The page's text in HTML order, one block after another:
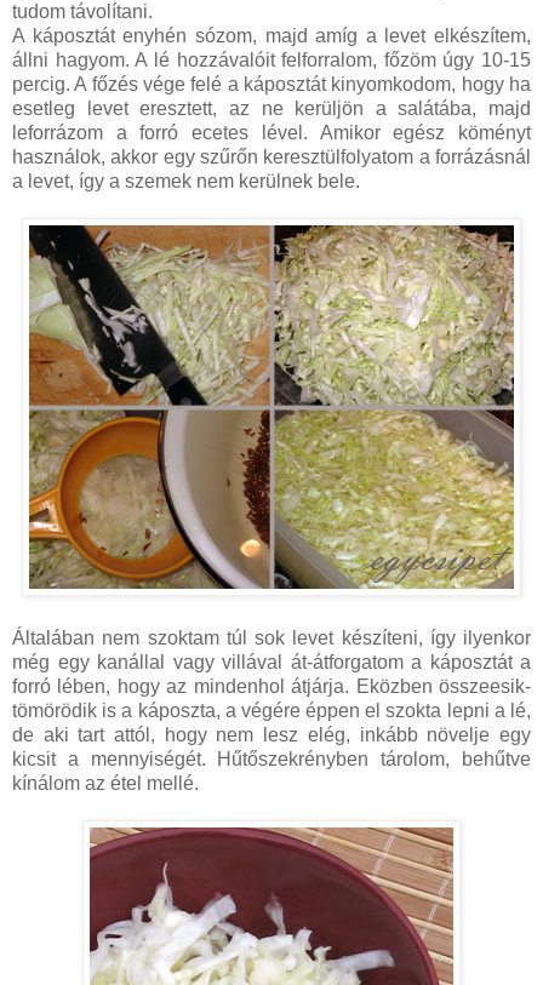
tudom távolítani.
A káposztát enyhén sózom, majd amíg a levet elkészítem,
állni hagyom. A lé hozzávalóit felforralom, főzöm úgy 10-15
percig. A főzés vége felé a káposztát kinyomkodom, hogy ha
esetleg levet eresztett, az ne kerüljön a salátába, majd
leforrázom a forró ecetes lével. Amikor egész köményt
használok, akkor egy szűrőn keresztülfolyatom a forrázásnál
a levet, így a szemek nem kerülnek bele.
Általában nem szoktam túl sok levet készíteni, így ilyenkor
még egy kanállal vagy villával át-átforgatom a káposztát a
forró lében, hogy az mindenhol átjárja. Eközben összeesik-
tömörödik is a káposzta, a végére éppen el szokta lepni a lé,
de aki tart attól, hogy nem lesz elég, inkább növelje egy
kicsit a mennyiségét. Hűtőszekrényben tárolom, behűtve
kínálom az étel mellé.